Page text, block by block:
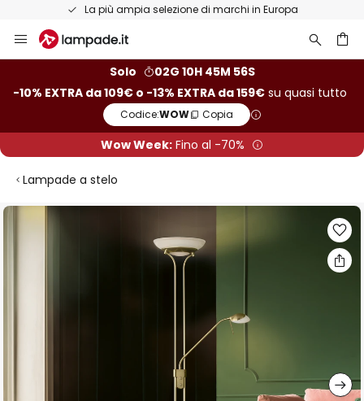
La più ampia selezione di marchi in Europa
Salta
al
Solo
02G 10H 45M 56S
-10% EXTRA da 109€ o -13% EXTRA da 159€ su quasi tutto
Codice:WOW Copia
Wow Week: Fino al -70%
Lampade a stelo
Vai